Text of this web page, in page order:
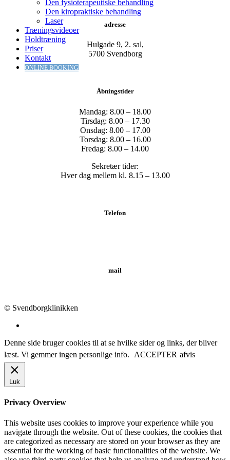
Den fysioterapeutiske behandling
Den kiropraktiske behandling
Laser
Træningsvideoer
Holdtræning
Priser
Kontakt
ONLINE BOOKING
adresse
Hulgade 9, 2. sal,
​5700 Svendborg
Åbningstider
Mandag: 8.00 – 18.00
Tirsdag: 8.00 – 17.30
Onsdag: 8.00 – 17.00
Torsdag: 8.00 – 16.00
Fredag: 8.00 – 14.00
Sekretær tider:
Hver dag mellem kl. 8.15 – 13.00
Telefon
mail
© Svendborgklinikken
Denne side bruger cookies til at se hvilke sider og links, der bliver
læst. Vi gemmer ingen personlige info.
ACCEPTER afvis
Luk
Privacy Overview
This website uses cookies to improve your experience while you
navigate through the website. Out of these cookies, the cookies that
are categorized as necessary are stored on your browser as they are
essential for the working of basic functionalities of the website. We